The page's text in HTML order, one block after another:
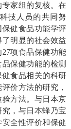
家组的复核。在
技人员的共同努
健食品功能学评
明显的社会效益
27项食品保健功能
品保健功能的检测
食品相关的科研
价方法的研究，
方法。与日本京
，与日本蜂乃宝
全性评价和保健